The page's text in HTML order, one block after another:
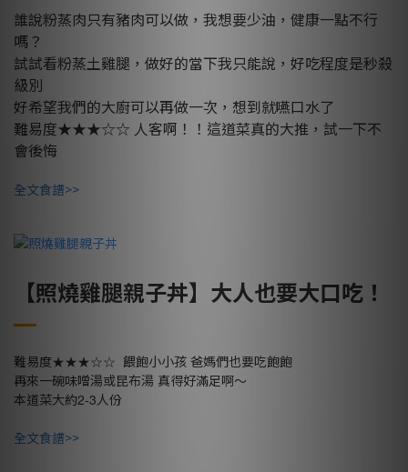
誰說粉蒸肉只有豬肉可以做，我想要少油，健康一點不行
嗎？
試試看粉蒸土雞腿，做好的當下我只能說，好吃程度是秒殺
級別
好希望我們的大廚可以再做一次，想到就嚥口水了
難易度★★★☆☆ 人客啊！！這道菜真的大推，試一下不
會後悔
全文食譜>>
【照燒雞腿親子丼】大人也要大口吃！
難易度★★★☆☆ 餵飽小小孩 爸媽們也要吃飽飽
再來一碗味噌湯或昆布湯 真得好滿足啊～
本道菜大約2-3人份
全文食譜>>